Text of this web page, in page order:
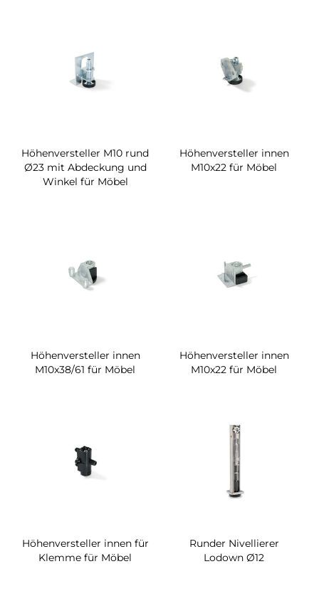
Höhenversteller M10 rund
Ø23 mit Abdeckung und
Winkel für Möbel
Höhenversteller innen
M10x22 für Möbel
Höhenversteller innen
M10x38/61 für Möbel
Höhenversteller innen
M10x22 für Möbel
Höhenversteller innen für
Klemme für Möbel
Runder Nivellierer
Lodown Ø12